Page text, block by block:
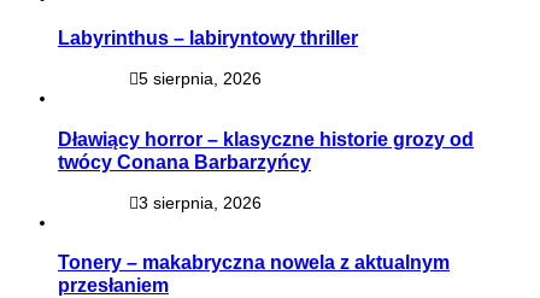
Labyrinthus – labiryntowy thriller
5 sierpnia, 2026
Dławiący horror – klasyczne historie grozy od
twócy Conana Barbarzyńcy
3 sierpnia, 2026
Tonery – makabryczna nowela z aktualnym
przesłaniem